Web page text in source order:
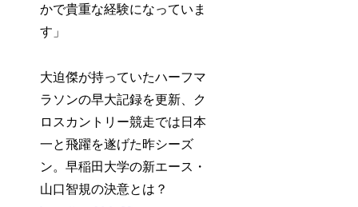
かで貴重な経験になっていま
す」
大迫傑が持っていたハーフマ
ラソンの早大記録を更新、ク
ロスカントリー競走では日本
一と飛躍を遂げた昨シーズ
ン。早稲田大学の新エース・
山口智規の決意とは？